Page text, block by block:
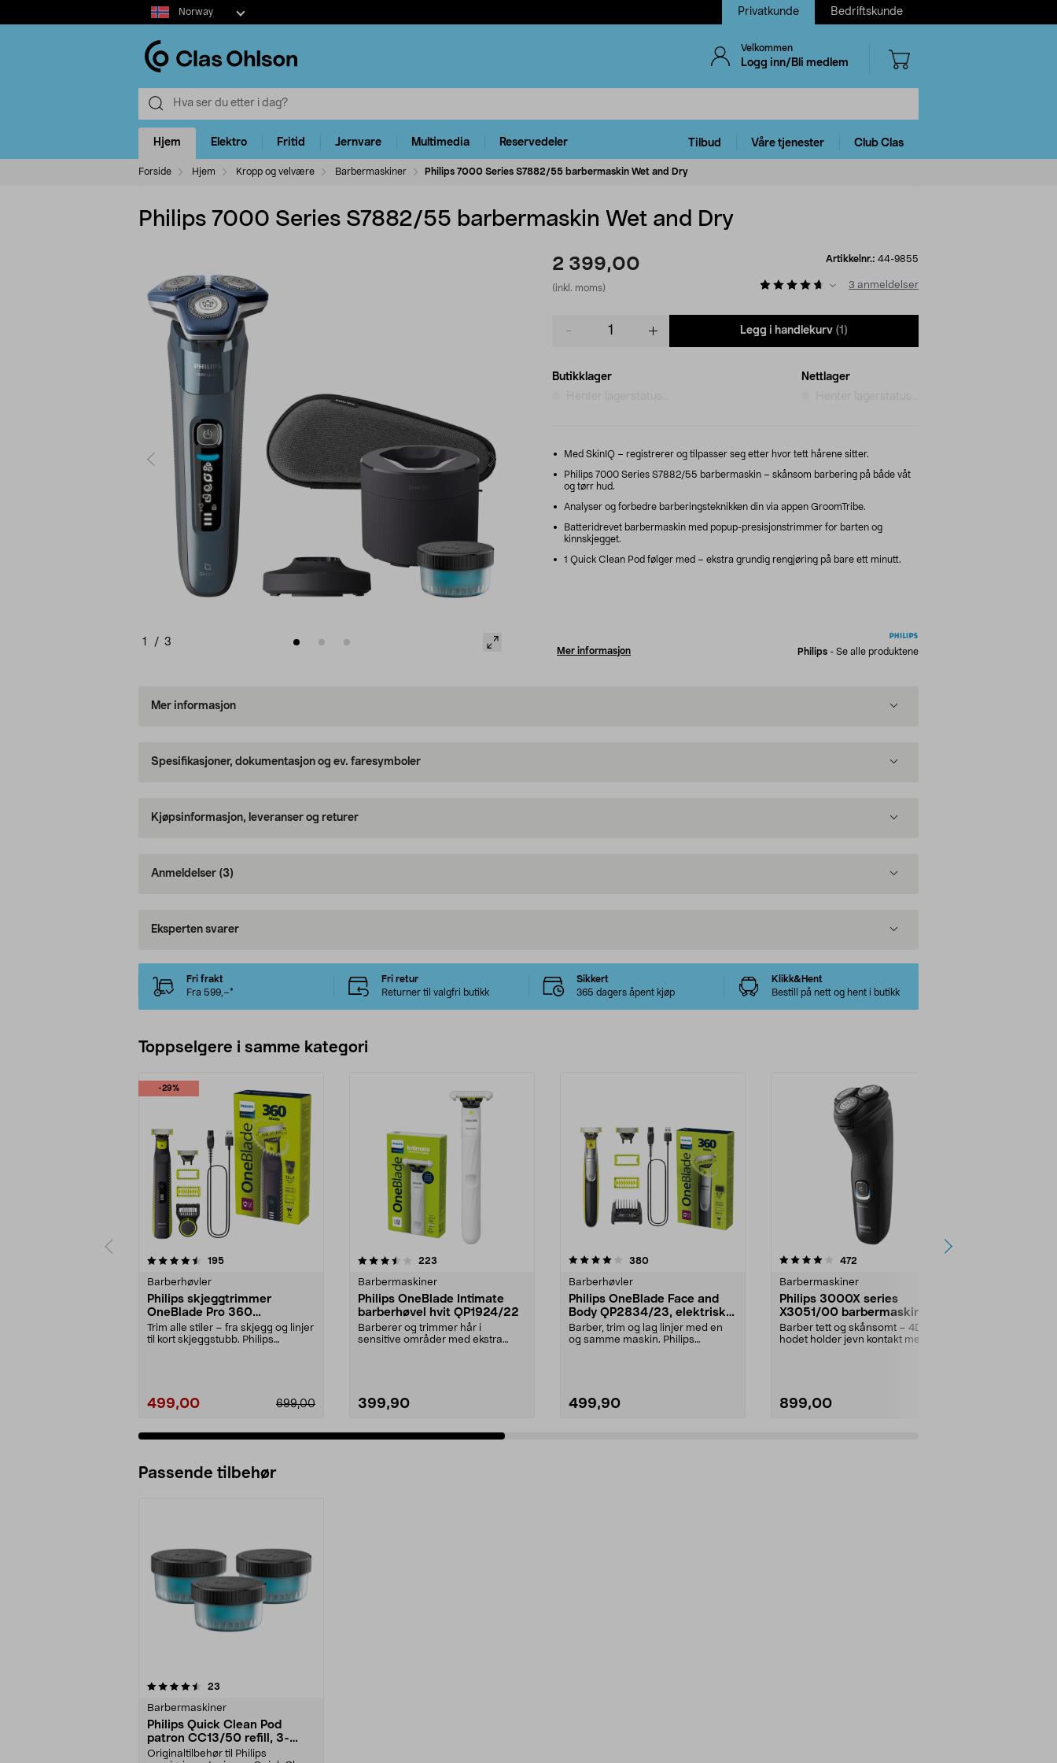
Select
market
Norway Privatkunde Bedriftskunde
Velkommen
Logg inn/Bli medlem
Hjem Elektro Fritid Jernvare Multimedia Reservedeler Tilbud Våre tjenester Club Clas
Forside Hjem Kropp og velvære Barbermaskiner Philips 7000 Series S7882/55 barbermaskin Wet and Dry
Philips 7000 Series S7882/55 barbermaskin Wet and Dry
1 / 3
2 399,00
(inkl. moms)
Artikkelnr.: 44-9855
3 anmeldelser
Legg i handlekurv (1)
Butikklager
Nettlager
Med SkinIQ – registrerer og tilpasser seg etter hvor tett hårene sitter.
Philips 7000 Series S7882/55 barbermaskin – skånsom barbering på både våt
og tørr hud.
Analyser og forbedre barberingsteknikken din via appen GroomTribe.
Batteridrevet barbermaskin med popup-presisjonstrimmer for barten og
kinnskjegget.
1 Quick Clean Pod følger med – ekstra grundig rengjøring på bare ett minutt.
Mer informasjon Philips - Se alle produktene
Mer informasjon
Spesifikasjoner, dokumentasjon og ev. faresymboler
Kjøpsinformasjon, leveranser og returer
Anmeldelser (3)
Eksperten svarer
Fri frakt
Fra 599,–*
Fri retur
Returner til valgfri butikk
Sikkert
365 dagers åpent kjøp
Klikk&Hent
Bestill på nett og hent i butikk
Toppselgere i samme kategori
-29%
195anmeldelser
Barberhøvler
Philips skjeggtrimmer
OneBlade Pro 360
QP6507/23
Trim alle stiler – fra skjegg og linjer
til kort skjeggstubb. Philips
499,00 699,00
3.5 av 5 stjerner 223
Barbermaskiner
Philips OneBlade Intimate
barberhøvel hvit QP1924/22
Barberer og trimmer hår i
sensitive områder med ekstra
399,90
4.0 av 5 stjerner 380anmeldelser
Barberhøvler
Philips OneBlade Face and
Body QP2834/23, elektrisk
barberhøvel
Barber, trim og lag linjer med en
og samme maskin. Philips
499,90
4.0 av 5 stjerner 472
Barbermaskiner
Philips 3000X series
X3051/00 barbermaskin,
vanntett
Barber tett og skånsomt – 4D-
hodet holder jevn kontakt med
899,00
4.0 av 5 stjerner
Passende tilbehør
23
Barbermaskiner
Philips Quick Clean Pod
patron CC13/50 refill, 3-
pakning
Originaltilbehør til Philips